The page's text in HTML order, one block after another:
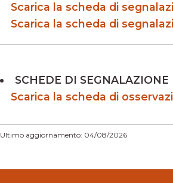
Scarica la scheda di
Scarica la scheda di
SCHEDE DI
Scarica la scheda di
Ultimo aggiornamento: 04/08/2026